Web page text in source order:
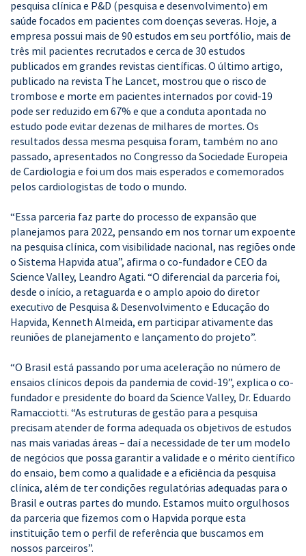
pesquisa clínica e P&D (pesquisa e desenvolvimento) em
saúde focados em pacientes com doenças severas. Hoje, a
empresa possui mais de 90 estudos em seu portfólio, mais de
três mil pacientes recrutados e cerca de 30 estudos
publicados em grandes revistas científicas. O último artigo,
publicado na revista The Lancet, mostrou que o risco de
trombose e morte em pacientes internados por covid-19
pode ser reduzido em 67% e que a conduta apontada no
estudo pode evitar dezenas de milhares de mortes. Os
resultados dessa mesma pesquisa foram, também no ano
passado, apresentados no Congresso da Sociedade Europeia
de Cardiologia e foi um dos mais esperados e comemorados
pelos cardiologistas de todo o mundo.
“Essa parceria faz parte do processo de expansão que
planejamos para 2022, pensando em nos tornar um expoente
na pesquisa clínica, com visibilidade nacional, nas regiões onde
o Sistema Hapvida atua”, afirma o co-fundador e CEO da
Science Valley, Leandro Agati. “O diferencial da parceria foi,
desde o início, a retaguarda e o amplo apoio do diretor
executivo de Pesquisa & Desenvolvimento e Educação do
Hapvida, Kenneth Almeida, em participar ativamente das
reuniões de planejamento e lançamento do projeto”.
“O Brasil está passando por uma aceleração no número de
ensaios clínicos depois da pandemia de covid-19”, explica o co-
fundador e presidente do board da Science Valley, Dr. Eduardo
Ramacciotti. “As estruturas de gestão para a pesquisa
precisam atender de forma adequada os objetivos de estudos
nas mais variadas áreas – daí a necessidade de ter um modelo
de negócios que possa garantir a validade e o mérito científico
do ensaio, bem como a qualidade e a eficiência da pesquisa
clínica, além de ter condições regulatórias adequadas para o
Brasil e outras partes do mundo. Estamos muito orgulhosos
da parceria que fizemos com o Hapvida porque esta
instituição tem o perfil de referência que buscamos em
nossos parceiros”.